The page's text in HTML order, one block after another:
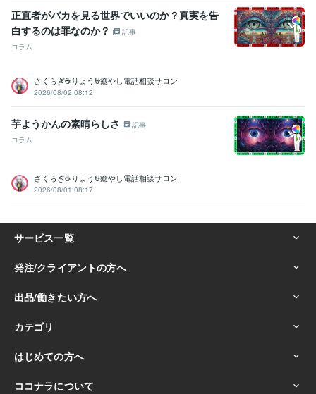
大所高所に物を見る:20年
ヘアカラー施術:10年パーマ施術:10年縮毛矯正施術:10年
ヘアーカット施術:10年 ボディーペイティング:10年
ヘアーアップ施術:10年
得意分野
悩み相談・カウンセリング
悩み、恋愛、話し、愚痴、何でもどうぞ
相手、愚痴聞き
話し相手、愚痴聞き 話し相手、愚痴聞き 対人関係
の悩み相談 対人関係の悩み相談
悩み相談・カウンセリング
恋愛相談・アドバ
仕事・職場・キ
ャリアの悩み相談 仕事・職場・キャリアの悩み相談
ャリアの悩み相談
ココナラフリーランス研究中学校 2024年3月 ~ 現在
ココナラフリーランス研究高校
ココナラフリーランス研究大学
ココナラフリーランス研究大学
ココナラフリーランス研究大学
正直者がバカを見る世界でいいのか？真実を告
白するのは罪なのか？
記事
コラム
さくらぎ☕りょう⛎癒やし電話相談サロン
2026/08/02 08:12
芋ようかんの素晴らしさ
記事
コラム
さくらぎ☕りょう⛎癒やし電話相談サロン
2026/08/01 08:17